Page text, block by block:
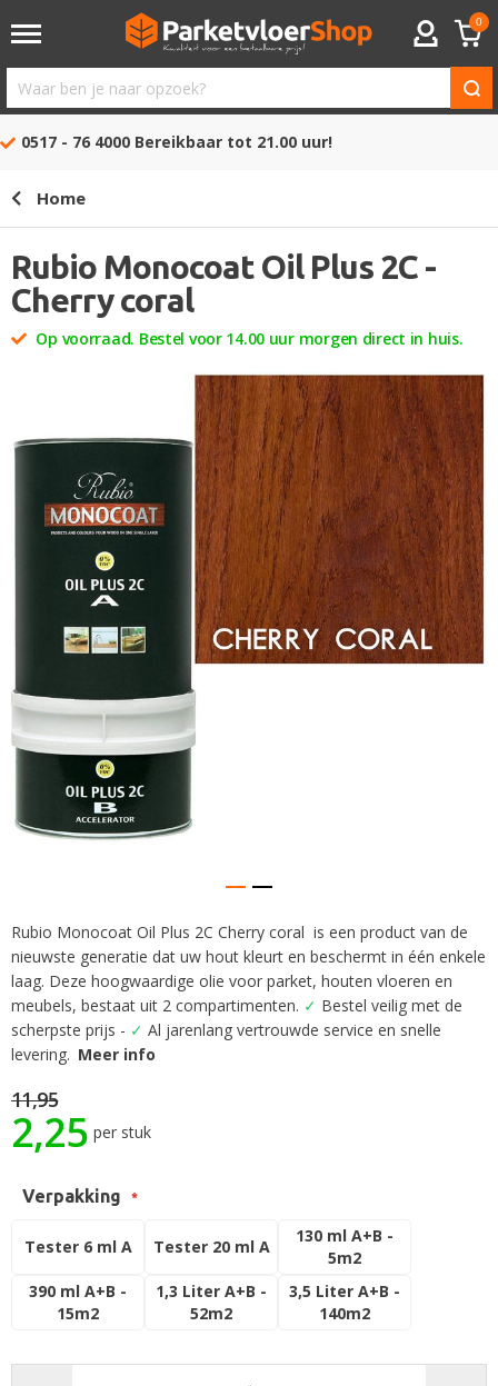
ACCOUNT
0
Waar
ben
opzoek?
0517 - 76 4000 Bereikbaar tot 21.00 uur!
Home
Rubio Monocoat Oil Plus 2C -
Cherry coral
Op voorraad. Bestel voor 14.00 uur morgen direct in huis.
einde
afbeeldingen-
gallerij
Ga
naar
het
begin
van
de
afbeeldingen-
gallerij
Rubio Monocoat Oil Plus 2C Cherry coral is een product van de
nieuwste generatie dat uw hout kleurt en beschermt in één enkele
laag. Deze hoogwaardige olie voor parket, houten vloeren en
meubels, bestaat uit 2 compartimenten. ✓ Bestel veilig met de
scherpste prijs - ✓ Al jarenlang vertrouwde service en snelle
levering. Meer info
11,95
2,25 per stuk
Verpakking
Tester 6 ml A Tester 20 ml A
130 ml A+B -
5m2
390 ml A+B -
15m2
1,3 Liter A+B -
52m2
3,5 Liter A+B -
140m2